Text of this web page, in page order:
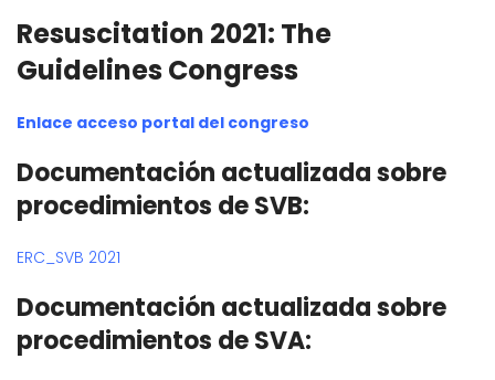
Resuscitation 2021: The
Guidelines Congress
Enlace acceso portal del congreso
Documentación actualizada sobre
procedimientos de SVB:
ERC_SVB 2021
Documentación actualizada sobre
procedimientos de SVA: